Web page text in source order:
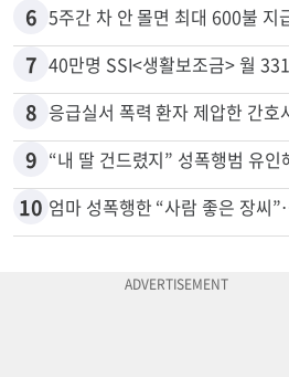
6 5주간 차 안 몰면 최대 600불 지
7 40만명 SSI<생활보조금> 월
8 응급실서 폭력 환자 제압한 간
9
10